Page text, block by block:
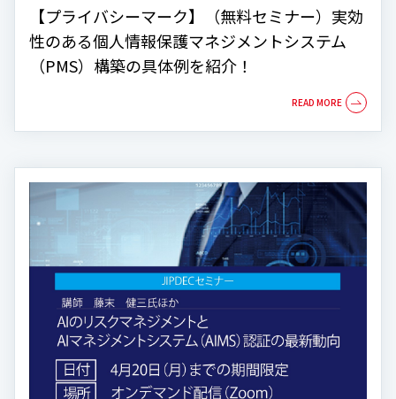
【プライバシーマーク】（無料セミナー）実効
性のある個人情報保護マネジメントシステム
（PMS）構築の具体例を紹介！